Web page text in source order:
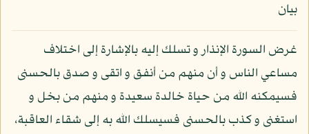
بيان
غرض السورة الإنذار و تسلك إليه بالإشارة إلى اختلاف
مساعي الناس و أن منهم من أنفق و اتقى و صدق بالحسنى
فسيمكنه الله من حياة خالدة سعيدة و منهم من بخل و
استغنى و كذب بالحسنى فسيسلك الله به إلى شقاء العاقبة،